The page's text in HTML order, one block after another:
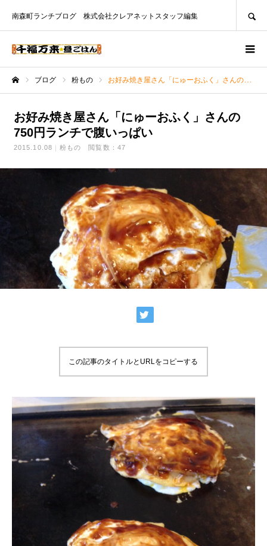
南森町ランチブログ 株式会社クレアネットスタッフ編集
ブログ 粉もの お好み焼き屋さん「にゅーおふく」さんの750円ランチで腹いっぱい
お好み焼き屋さん「にゅーおふく」さんの
750円ランチで腹いっぱい
2015.10.08 粉もの 閲覧数：47
この記事のタイトルとURLをコピーする